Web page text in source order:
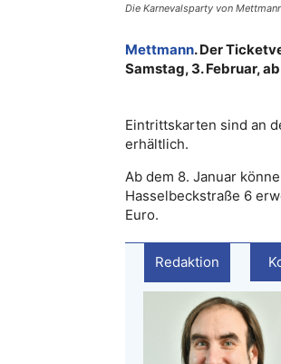
Die Karnevalsparty von
Mettmann. Der
Samstag, 3. Februar,
Eintrittskarten sind an
erhältlich.
Ab dem 8. Januar
Hasselbeckstraße 6
Euro.
Redaktion